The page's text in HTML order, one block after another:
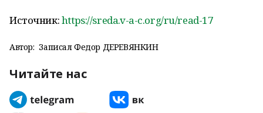
Источник:https://sreda.v-a-c.org/ru/read-17
Автор: Записал Федор ДЕРЕВЯНКИН
Читайте нас